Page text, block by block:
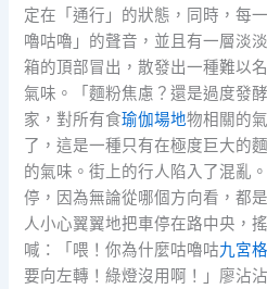
定在「通行」的狀態，同時，每
嚕咕嚕」的聲音，並且有一層淡
箱的頂部冒出，散發出一種難以
氣味。「麵粉焦慮？還是過度發
家，對所有食瑜伽場地物相關的
了，這是一種只有在極度巨大的
的氣味。街上的行人陷入了混亂
停，因為無論從哪個方向看，都
人小心翼翼地把車停在路中央，
喊：「喂！你為什麼咕嚕咕九宮格
要向左轉！綠燈沒用啊！」廖沾